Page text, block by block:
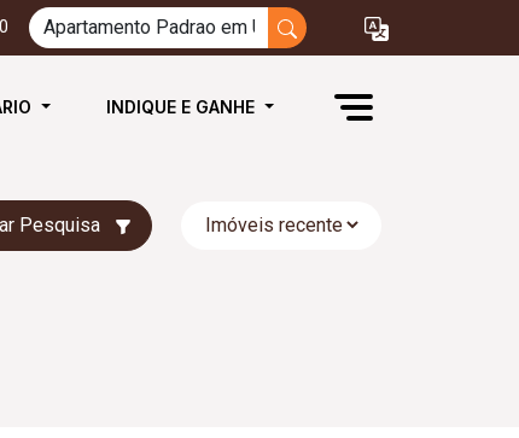
INDIQUE E GANHE
Pesquisa